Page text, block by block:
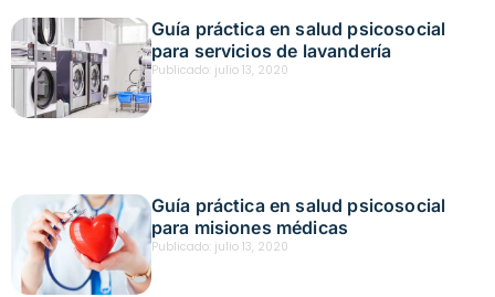
Guía práctica en salud psicosocial
para servicios de lavandería
Publicado: julio 13, 2020
Guía práctica en salud psicosocial
para misiones médicas
Publicado: julio 13, 2020